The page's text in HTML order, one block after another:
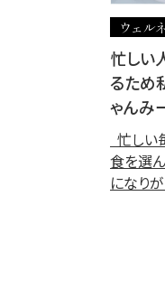
ウェル
忙しい
るため
ゃんみ
忙しい
食を選
になり